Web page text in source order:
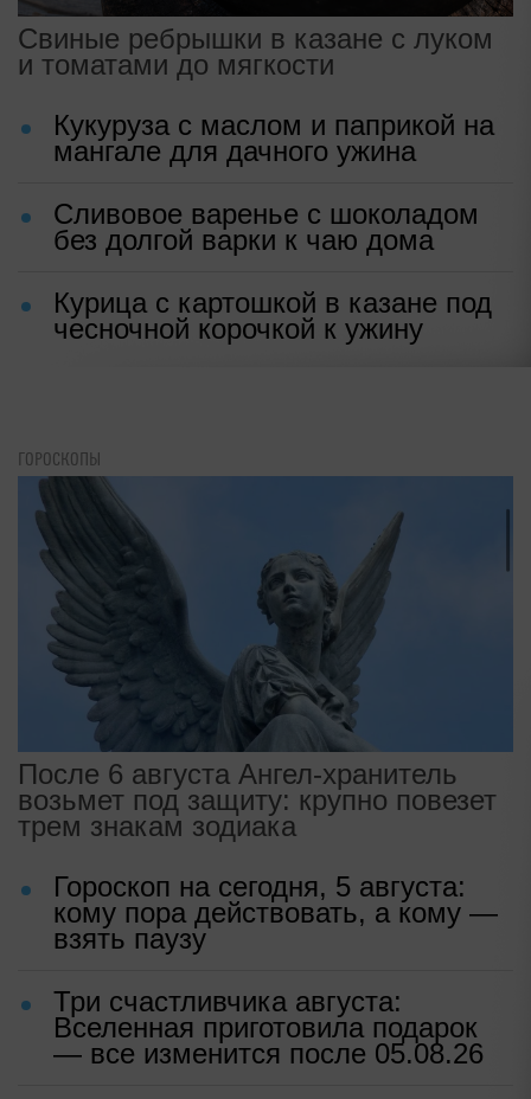
Свиные ребрышки в казане с луком
и томатами до мягкости
Кукуруза с маслом и паприкой на
мангале для дачного ужина
Сливовое варенье с шоколадом
без долгой варки к чаю дома
Курица с картошкой в казане под
чесночной корочкой к ужину
ГОРОСКОПЫ
После 6 августа Ангел-хранитель
возьмет под защиту: крупно повезет
трем знакам зодиака
Гороскоп на сегодня, 5 августа:
кому пора действовать, а кому —
взять паузу
Три счастливчика августа:
Вселенная приготовила подарок
— все изменится после 05.08.26